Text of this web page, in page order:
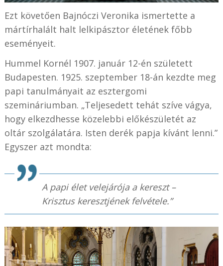
Ezt követően Bajnóczi Veronika ismertette a
mártírhalált halt lelkipásztor életének főbb
eseményeit.
Hummel Kornél 1907. január 12-én született
Budapesten. 1925. szeptember 18-án kezdte meg
papi tanulmányait az esztergomi
szemináriumban. „Teljesedett tehát szíve vágya,
hogy elkezdhesse közelebbi előkészületét az
oltár szolgálatára. Isten derék papja kívánt lenni.”
Egyszer azt mondta:
A papi élet velejárója a kereszt –
Krisztus keresztjének felvétele.”